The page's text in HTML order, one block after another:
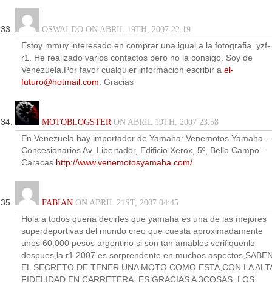
OSWALDO ON ABRIL 19TH, 2007 22:19
Estoy mmuy interesado en comprar una igual a la fotografia. yzf-
r1. He realizado varios contactos pero no la consigo. Soy de
Venezuela.Por favor cualquier informacion escribir a el-
futuro@hotmail.com. Gracias
MOTOBLOGSTERON ABRIL 19TH, 2007 23:58
En Venezuela hay importador de Yamaha: Venemotos Yamaha –
Concesionarios Av. Libertador, Edificio Xerox, 5º, Bello Campo –
Caracas http://www.venemotosyamaha.com/
FABIAN ON ABRIL 21ST, 2007 04:45
Hola a todos queria decirles que yamaha es una de las mejores
superdeportivas del mundo creo que cuesta aproximadamente
unos 60.000 pesos argentino si son tan amables verifiquenlo
despues,la r1 2007 es sorprendente en muchos
EL SECRETO DE TENER UNA MOTO COMO ESTA,CON LA
FIDELIDAD EN CARRETERA, ES GRACIAS A 3COSAS, LOS